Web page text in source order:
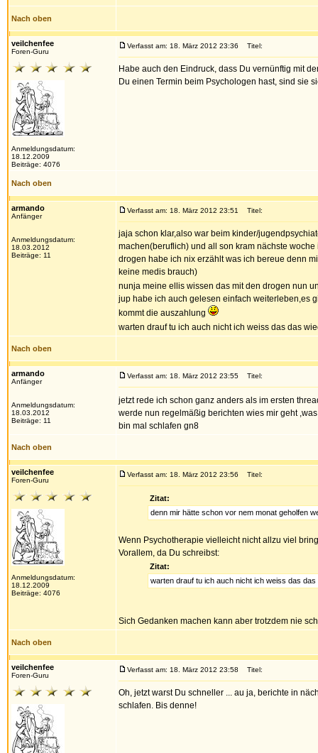
Nach oben
veilchenfee
Foren-Guru
Anmeldungsdatum:
18.12.2009
Beiträge: 4076
Verfasst am: 18. März 2012 23:36 Titel:
Habe auch den Eindruck, dass Du vernünftig mit
Du einen Termin beim Psychologen hast, sind sie
Nach oben
armando
Anfänger
Anmeldungsdatum:
18.03.2012
Beiträge: 11
Verfasst am: 18. März 2012 23:51 Titel:
jaja schon klar,also war beim kinder/
machen(beruflich) und all son kram nächste
drogen habe ich nix erzählt was ich bereue denn
keine medis brauch)
nunja meine ellis wissen das mit den drogen nun
jup habe ich auch gelesen einfach weiterleben,es
kommt die auszahlung
warten drauf tu ich auch nicht ich weiss das das
Nach oben
armando
Anfänger
Anmeldungsdatum:
18.03.2012
Beiträge: 11
Verfasst am: 18. März 2012 23:55 Titel:
jetzt rede ich schon ganz anders als im ersten
werde nun regelmäßig berichten wies mir geht
bin mal schlafen gn8
Nach oben
veilchenfee
Foren-Guru
Anmeldungsdatum:
18.12.2009
Beiträge: 4076
Verfasst am: 18. März 2012 23:56 Titel:
Zitat:
denn mir hätte schon vor nem monat geholfen
Wenn Psychotherapie vielleicht nicht allzu viel
Vorallem, da Du schreibst:
Zitat:
warten drauf tu ich auch nicht ich weiss das
Sich Gedanken machen kann aber trotzdem nie
Nach oben
veilchenfee
Foren-Guru
Verfasst am: 18. März 2012 23:58 Titel:
Oh, jetzt warst Du schneller ... au ja, berichte in
schlafen. Bis denne!